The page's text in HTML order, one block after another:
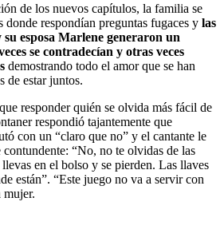
de los nuevos capítulos, la familia se
donde respondían preguntas fugaces y las
esposa Marlene generaron un
se contradecían y otras veces
demostrando todo el amor que se han
de estar juntos.
responder quién se olvida más fácil de
respondió tajantemente que
con un “claro que no” y el cantante le
contundente: “No, no te olvidas de las
en el bolso y se pierden. Las llaves
están”. “Este juego no va a servir con
mujer.